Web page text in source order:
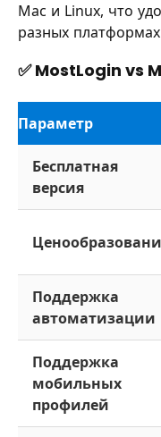
Mac и Linux, что
разных
✅ MostLogin vs
Параметр
Бесплатная
версия
Поддержка
автоматизации
Поддержка
мобильных
профилей